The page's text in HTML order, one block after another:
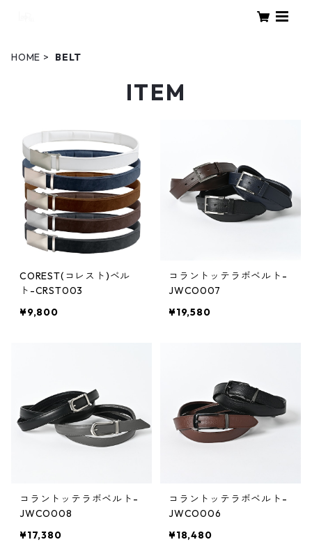
HOME BELT
ITEM
COREST(コレスト)ベル
ト-CRST003
¥9,800
コラントッテラボベルト-
JWCO007
¥19,580
コラントッテラボベルト-
JWCO008
¥17,380
コラントッテラボベルト-
JWCO006
¥18,480